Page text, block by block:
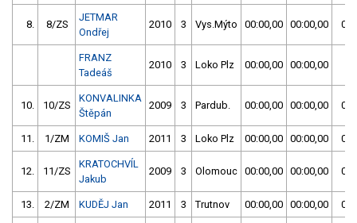
8. 8/ZS
JETMAR
Ondřej
2010 3 Vys.Mýto 00:00,00 00:00,00
FRANZ
Tadeáš
2010 3 Loko Plz 00:00,00 00:00,00
10. 10/ZS
KONVALINKA
Štěpán
2009 3 Pardub. 00:00,00 00:00,00
11. 1/ZM KOMIŠ Jan 2011 3 Loko Plz 00:00,00 00:00,00
12. 11/ZS
KRATOCHVÍL
Jakub
2009 3 Olomouc 00:00,00 00:00,00
13. 2/ZM KUDĚJ Jan 2011 3 Trutnov 00:00,00 00:00,00